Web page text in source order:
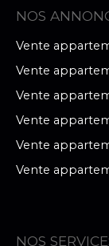
NOS
Vente
Vente
Vente
Vente
Vente
Vente
NOS